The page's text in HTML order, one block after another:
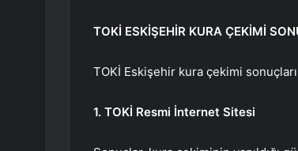
TOKİ ESKİŞEHİR KURA ÇEKİMİ
TOKİ Eskişehir kura çekimi
1. TOKİ Resmi İnternet Sitesi